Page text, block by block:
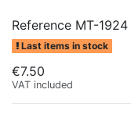
Reference MT-1924
Last items in stock
€7.50
VAT included